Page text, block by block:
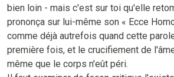
bien loin - mais c'est sur toi qu'elle
prononça sur lui-même son « Ecce
comme déjà autrefois quand cette
première fois, et le crucifiement de
même que le corps n'eût péri.